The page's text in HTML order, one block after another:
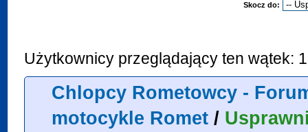
Skocz do:
Użytkownicy przeglądający ten wątek:
Chlopcy Rometowcy -
motocykle Romet /